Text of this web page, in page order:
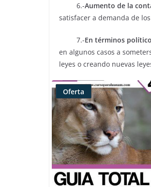
6.-Aumento de la
satisfacer a demanda de
7.-En términos
en algunos casos a
leyes o creando nuevas
Oferta
Producto
rebajado